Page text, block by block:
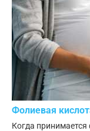
Фолиевая
Когда